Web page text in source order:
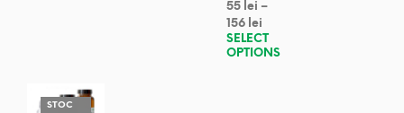
55 lei –
156 lei
SELECT
OPTIONS
STOC